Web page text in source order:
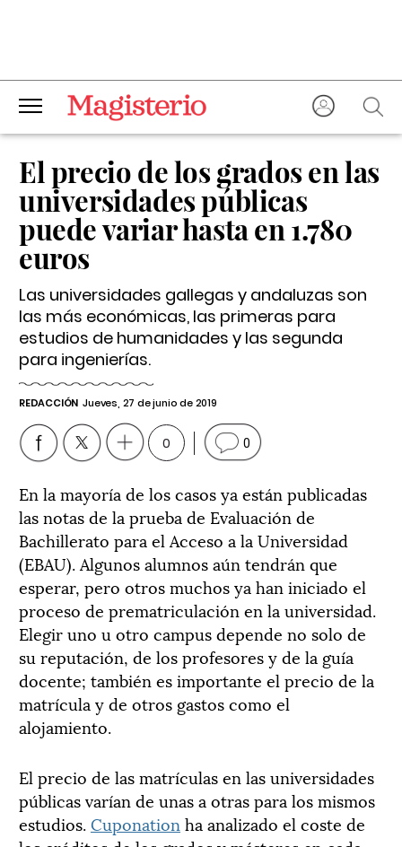
El precio de los grados en las
universidades públicas
puede variar hasta en 1.780
euros
Las universidades gallegas y andaluzas son
las más económicas, las primeras para
estudios de humanidades y las segunda
para ingenierías.
REDACCIÓN Jueves, 27 de junio de 2019
0 0
En la mayoría de los casos ya están publicadas
las notas de la prueba de Evaluación de
Bachillerato para el Acceso a la Universidad
(EBAU). Algunos alumnos aún tendrán que
esperar, pero otros muchos ya han iniciado el
proceso de prematriculación en la universidad.
Elegir uno u otro campus depende no solo de
su reputación, de los profesores y de la guía
docente; también es importante el precio de la
matrícula y de otros gastos como el
alojamiento.
El precio de las matrículas en las universidades
públicas varían de unas a otras para los mismos
estudios.Cuponation ha analizado el coste de